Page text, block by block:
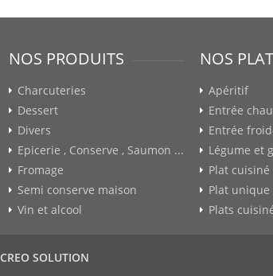
NOS PRODUITS
Charcuteries
Dessert
Divers
Epicerie , Conserve , Saumon ...
Fromage
Semi conserve maison
Vin et alcool
NOS
Apéritif
Entrée
Entrée
Légume et
Plat
Plat unique
Plats
CREO SOLUTION